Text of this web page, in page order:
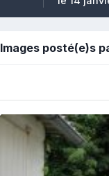
Images posté(e)s